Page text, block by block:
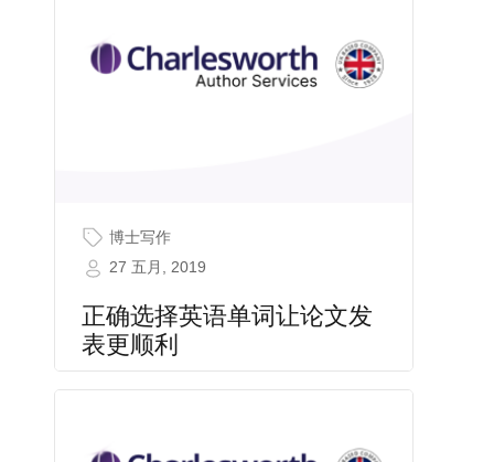
博士写作
27 五月, 2019
正确选择英语单词让论文发
表更顺利